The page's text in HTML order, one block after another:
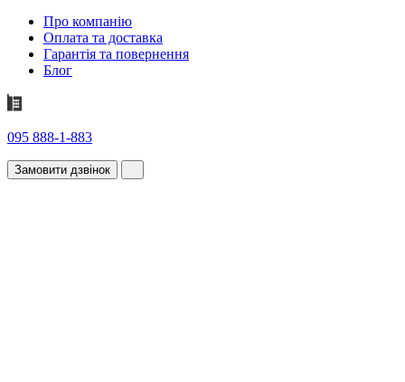
Про компанію
Оплата та доставка
Гарантія та повернення
Блог
095 888-1-883
Замовити дзвінок